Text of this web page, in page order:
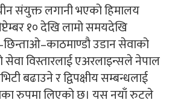
संयुक्त लगानी भएको हिमालय
१० देखि लामो समयदेखि
उडान सेवाको
विस्तारलाई एअरलाइन्सले नेपाल
बढाउने र द्विपक्षीय सम्बन्धलाई
रुपमा लिएको छ। यस नयाँ रुटले